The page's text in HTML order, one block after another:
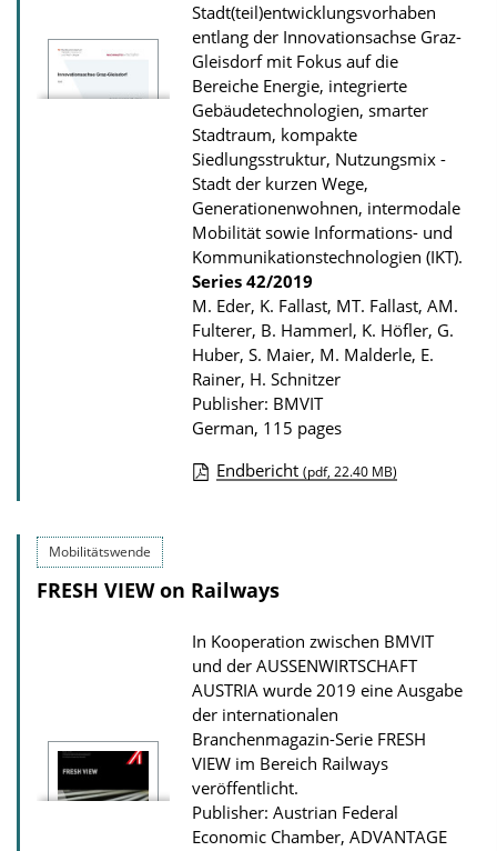
i
o
n
D
o
w
n
l
o
a
d
s
Stadt(teil)entwicklungsvorhaben
entlang der Innovationsachse Graz-
Gleisdorf mit Fokus auf die
Bereiche Energie, integrierte
Gebäudetechnologien, smarter
Stadtraum, kompakte
Siedlungsstruktur, Nutzungsmix -
Stadt der kurzen Wege,
Generationenwohnen, intermodale
Mobilität sowie Informations- und
Kommunikationstechnologien (IKT).
Series 42/2019
M. Eder, K. Fallast, MT. Fallast, AM.
Fulterer, B. Hammerl, K. Höfler, G.
Huber, S. Maier, M. Malderle, E.
Rainer, H. Schnitzer
Publisher: BMVIT
German, 115 pages
l
c
a
t
i
o
n
D
Endbericht (pdf, 22.40 MB)
Mobilitätswende
FRESH VIEW on Railways
In Kooperation zwischen BMVIT
und der AUSSENWIRTSCHAFT
AUSTRIA wurde 2019 eine Ausgabe
der internationalen
Branchenmagazin-Serie FRESH
VIEW im Bereich Railways
veröffentlicht.
Publisher: Austrian Federal
Economic Chamber, ADVANTAGE